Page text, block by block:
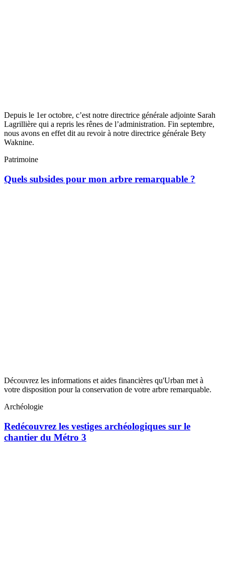
Depuis le 1er octobre, c’est notre directrice générale adjointe Sarah
Lagrillière qui a repris les rênes de l’administration. Fin septembre,
nous avons en effet dit au revoir à notre directrice générale Bety
Waknine.
Patrimoine
Quels subsides pour mon arbre remarquable ?
Découvrez les informations et aides financières qu'Urban met à
votre disposition pour la conservation de votre arbre remarquable.
Archéologie
Redécouvrez les vestiges archéologiques sur le
chantier du Métro 3